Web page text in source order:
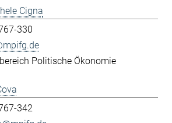
Cigna
330
Politische Ökonomie
342